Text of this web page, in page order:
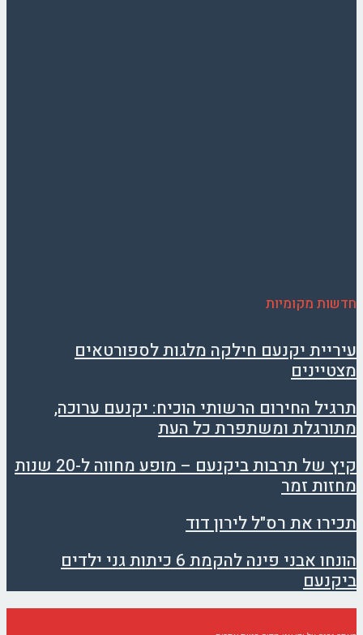
חדשות מקומיות
עיריית יקנעם חילקה מלגות לספורטאים
מצטיינים
תרגיל החירום הרשותי הוכיח: יקנעם ערוכה,
מתורגלת ומשתפרת כל העת
קיץ של תרבות ביקנעם – מופע מחווה ל-20 שנות
מחזות זמר
תכירו את רס"ל לירון דוד
הונחו אבני פינה להקמת 6 כיתות גני ילדים
ביקנעם